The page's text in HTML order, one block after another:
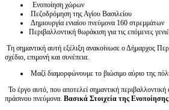
Ενοποίηση χώρων
Πεζοδρόμηση της Αγίου Βασιλείου
Δημιουργία ενιαίου πνεύμονα 160 στρεμμάτων
Περιβαλλοντική θωράκιση για τις επόμενες
Τη σημαντική αυτή εξέλιξη ανακοίνωσε ο Δήμαρχος
σχέδιο, επιμονή και συνέπεια.
Μαζί διαμορφώνουμε το βιώσιμο αύριο της
Το έργο αυτό, που αποτελεί σημαντική
πράσινου πνεύμονα. Βασικά Στοιχεία της